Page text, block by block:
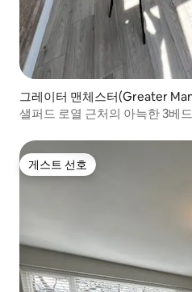
그레이터 맨체스터(Greater
샐퍼드 로열 근처의 아늑한 3베
게스트 선호
게스트 선호